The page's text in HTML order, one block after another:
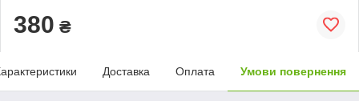
380 ₴
Доставка Оплата Умови повернення